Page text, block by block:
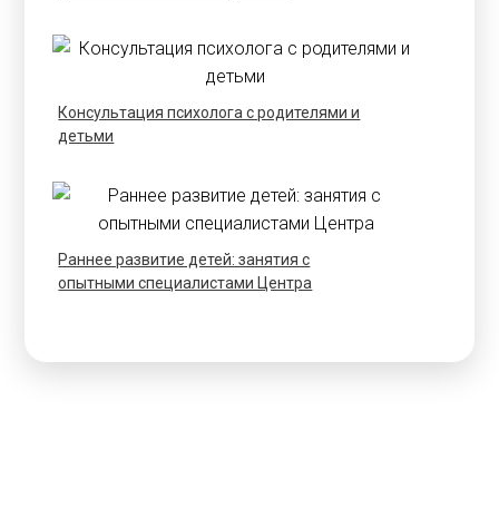
Консультация психолога с родителями и
детьми
Раннее развитие детей: занятия с
опытными специалистами Центра